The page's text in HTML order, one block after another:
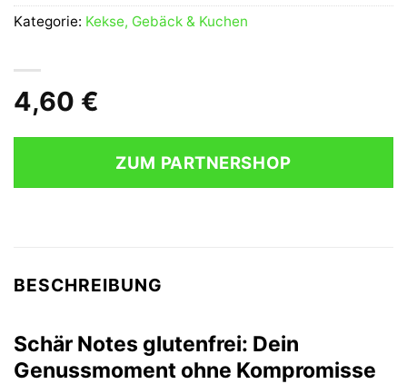
4,60 €
ZUM PARTNERSHOP
Kategorie: Kekse, Gebäck & Kuchen
BESCHREIBUNG
Schär Notes glutenfrei: Dein
Genussmoment ohne Kompromisse